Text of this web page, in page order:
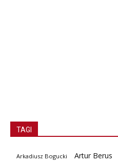
TAGI
Arkadiusz Bogucki Artur Berus